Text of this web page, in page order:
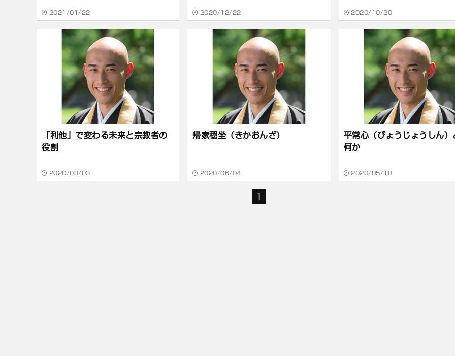
2021/01/22 2020/12/22 2020/10/20
「利他」で変わる未来と宗教者の
役割
2020/08/03
帰家穏坐（きかおんざ）
2020/06/04
平常心（びょうじょうしん）
何か
2020/05/18
1